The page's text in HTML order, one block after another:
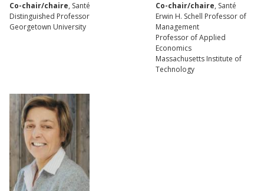
Co-chair/chaire, Santé
Distinguished Professor
Georgetown University
Co-chair/chaire, Santé
Erwin H. Schell Professor of
Management
Professor of Applied
Economics
Massachusetts Institute of
Technology